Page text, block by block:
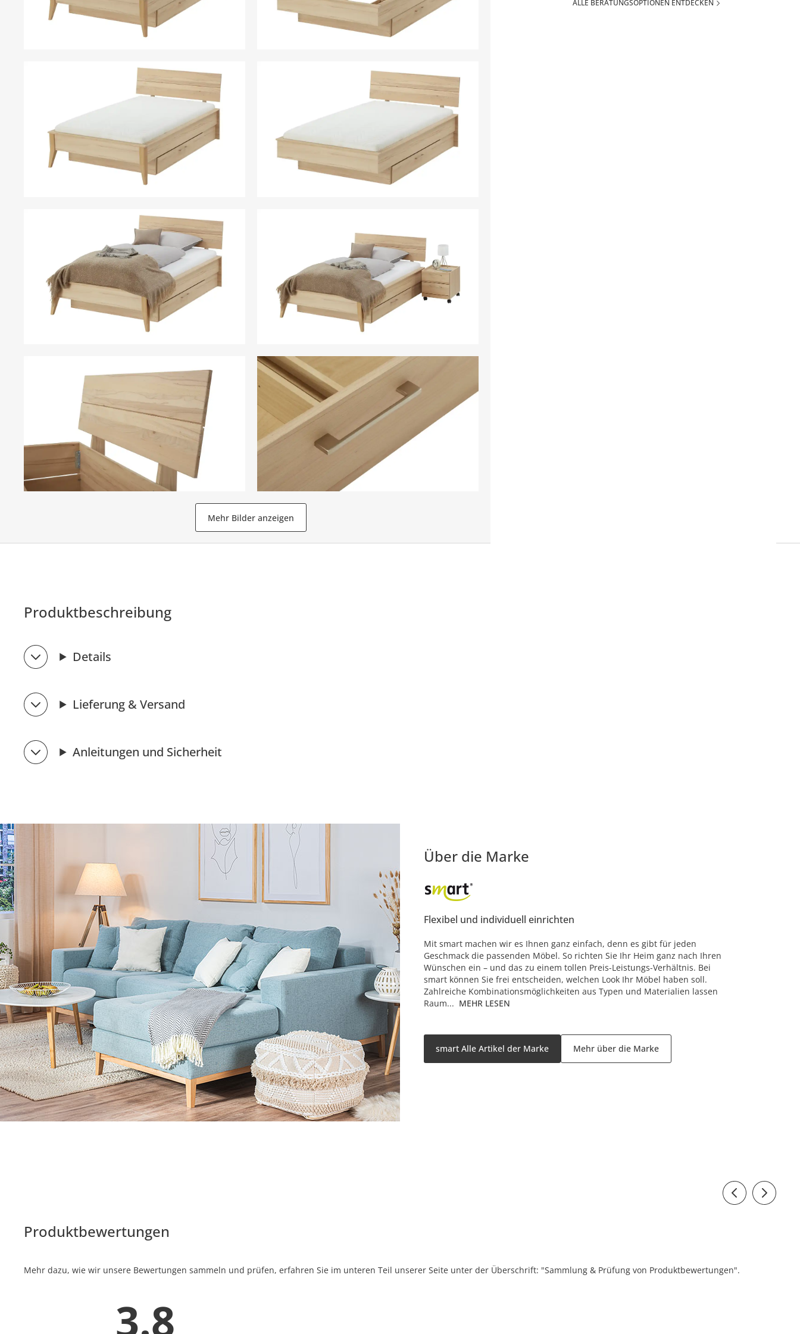
Mehr Bilder anzeigen
ALLE BERATUNGSOPTIONEN ENTDECKEN
Produktbeschreibung
Details
Lieferung & Versand
Anleitungen und Sicherheit
Über die Marke
Flexibel und individuell einrichten
Mit smart machen wir es Ihnen ganz einfach, denn es gibt für jeden
Geschmack die passenden Möbel. So richten Sie Ihr Heim ganz nach Ihren
Wünschen ein – und das zu einem tollen Preis-Leistungs-Verhältnis. Bei
smart können Sie frei entscheiden, welchen Look Ihr Möbel haben soll.
Zahlreiche Kombinationsmöglichkeiten aus Typen und Materialien lassen
Raum... MEHR LESEN
smart Alle Artikel der Marke Mehr über die Marke
Produktbewertungen
Mehr dazu, wie wir unsere Bewertungen sammeln und prüfen, erfahren Sie im unteren Teil unserer Seite unter der Überschrift: "Sammlung & Prüfung von Produktbewertungen".
3.8